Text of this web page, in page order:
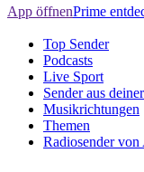
App öffnenPrime
Top Sender
Podcasts
Live Sport
Sender aus
Musikrichtungen
Themen
Radiosender von